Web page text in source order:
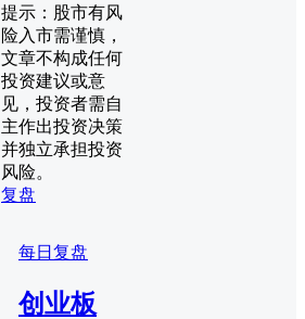
提示：股市有风
险入市需谨慎，
文章不构成任何
投资建议或意
见，投资者需自
主作出投资决策
并独立承担投资
风险。
复盘
每日复盘
创业板